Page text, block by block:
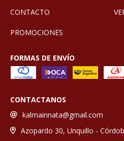
CONTACTO
PROMOCIONES
FORMAS DE ENVÍO
CONTACTANOS
kalmainnata@gmail.com
Azopardo 30, Unquillo -